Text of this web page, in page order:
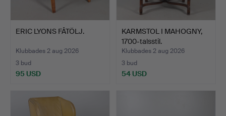
ERIC LYONS FÅTÖLJ.
Klubbades 2 aug 2026
3 bud
95 USD
KARMSTOL I MAHOGNY,
1700-talsstil.
Klubbades 2 aug 2026
3 bud
54 USD